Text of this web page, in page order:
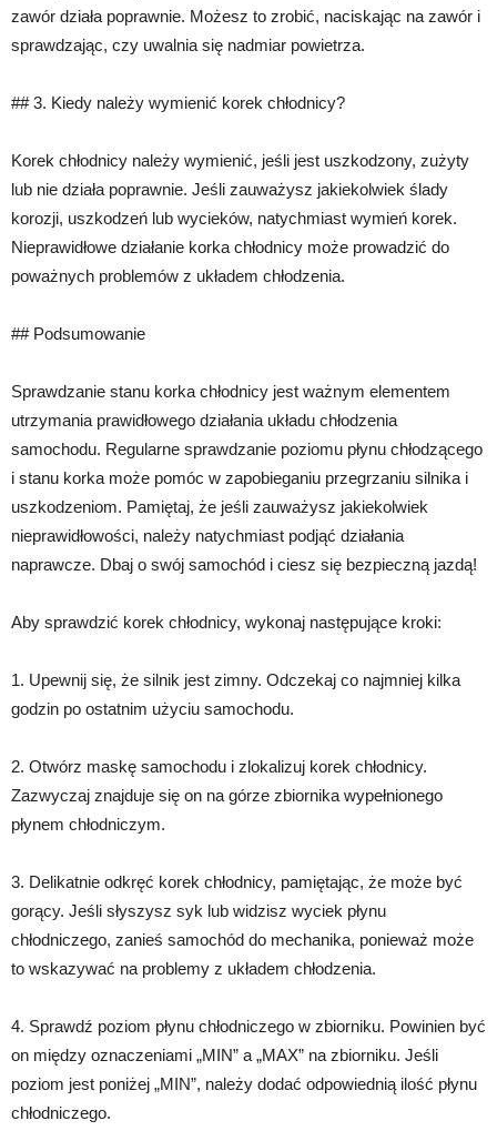
zawór działa poprawnie. Możesz to zrobić, naciskając na zawór i
sprawdzając, czy uwalnia się nadmiar powietrza.
## 3. Kiedy należy wymienić korek chłodnicy?
Korek chłodnicy należy wymienić, jeśli jest uszkodzony, zużyty
lub nie działa poprawnie. Jeśli zauważysz jakiekolwiek ślady
korozji, uszkodzeń lub wycieków, natychmiast wymień korek.
Nieprawidłowe działanie korka chłodnicy może prowadzić do
poważnych problemów z układem chłodzenia.
## Podsumowanie
Sprawdzanie stanu korka chłodnicy jest ważnym elementem
utrzymania prawidłowego działania układu chłodzenia
samochodu. Regularne sprawdzanie poziomu płynu chłodzącego
i stanu korka może pomóc w zapobieganiu przegrzaniu silnika i
uszkodzeniom. Pamiętaj, że jeśli zauważysz jakiekolwiek
nieprawidłowości, należy natychmiast podjąć działania
naprawcze. Dbaj o swój samochód i ciesz się bezpieczną jazdą!
Aby sprawdzić korek chłodnicy, wykonaj następujące kroki:
1. Upewnij się, że silnik jest zimny. Odczekaj co najmniej kilka
godzin po ostatnim użyciu samochodu.
2. Otwórz maskę samochodu i zlokalizuj korek chłodnicy.
Zazwyczaj znajduje się on na górze zbiornika wypełnionego
płynem chłodniczym.
3. Delikatnie odkręć korek chłodnicy, pamiętając, że może być
gorący. Jeśli słyszysz syk lub widzisz wyciek płynu
chłodniczego, zanieś samochód do mechanika, ponieważ może
to wskazywać na problemy z układem chłodzenia.
4. Sprawdź poziom płynu chłodniczego w zbiorniku. Powinien być
on między oznaczeniami „MIN” a „MAX” na zbiorniku. Jeśli
poziom jest poniżej „MIN”, należy dodać odpowiednią ilość płynu
chłodniczego.